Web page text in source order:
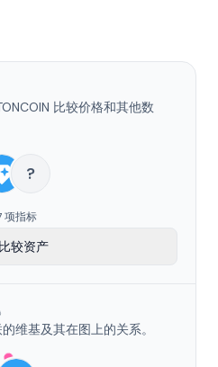
比较价格和其他数
?
项指标
比较资产
维基及其在图上的关系。